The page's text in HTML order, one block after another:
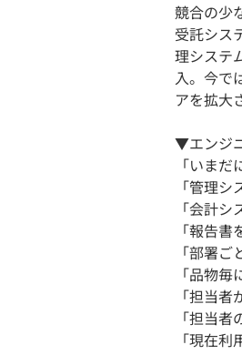
競合の少
受託シス
理システ
入。今で
アを拡大
▼エンジ
「いま
「管理
「会計
「報告
「部署
「品物
「担当
「担当
「現在